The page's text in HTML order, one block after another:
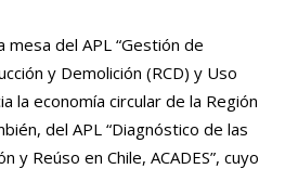
mesa del APL “Gestión de
y Demolición (RCD) y Uso
la economía circular de la Región
del APL “Diagnóstico de las
y Reúso en Chile, ACADES”, cuyo